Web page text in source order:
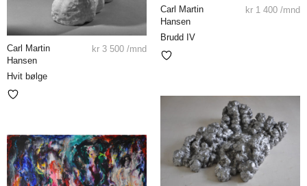
Carl Martin
Hansen
Hvit bølge
kr 3 500 /mnd
Carl Martin
Hansen
Brudd IV
kr 1 400 /mnd